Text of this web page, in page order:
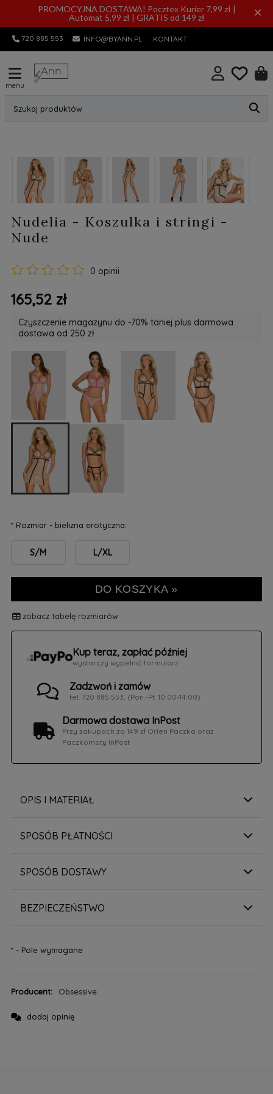
PROMOCYJNA DOSTAWA! Pocztex Kurier 7,99 zł |
Automat 5,99 zł | GRATIS od 149 zł
×
720 885 553 INFO@BYANN.PL KONTAKT
menu
Szukaj produktów
Nudelia - Koszulka i stringi -
Nude
0 opinii
165,52 zł
Czyszczenie magazynu do -70% taniej plus darmowa
dostawa od 250 zł
*Rozmiar - bielizna erotyczna:
S/M L/XL
DO KOSZYKA »
zobacz tabelę rozmiarów
Kup teraz, zapłać później
wystarczy wypełnić formularz
Zadzwoń i zamów
tel. 720 885 553, (Pon.-Pt. 10:00-14:00)
Darmowa dostawa InPost
Przy zakupach za 149 zł Orlen Paczka oraz
Paczkomaty InPost
OPIS I MATERIAŁ
SPOSÓB PŁATNOŚCI
SPOSÓB DOSTAWY
BEZPIECZEŃSTWO
*- Pole wymagane
Producent: Obsessive
dodaj opinię